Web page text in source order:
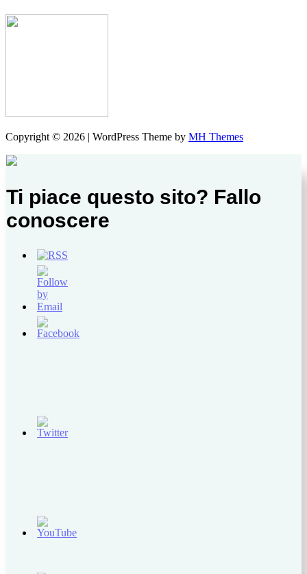
Copyright © 2026 | WordPress Theme by MH Themes
Ti piace questo sito? Fallo
conoscere